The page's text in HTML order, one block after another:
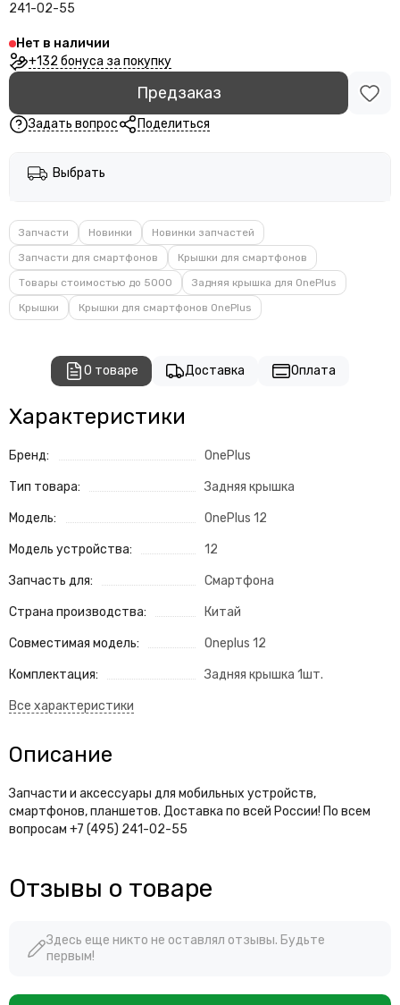
241-02-55
Нет в наличии
+132 бонуса за покупку
Предзаказ
Задать вопрос Поделиться
Выбрать
Запчасти Новинки
Новинки запчастей
Запчасти для смартфонов
Крышки для смартфонов
Товары стоимостью до 5000
Задняя крышка для OnePlus
Крышки
Крышки для смартфонов OnePlus
О товаре Доставка Оплата
Характеристики
Бренд: OnePlus
Тип товара: Задняя крышка
Модель: OnePlus 12
Модель устройства: 12
Запчасть для: Смартфона
Страна производства: Китай
Совместимая модель: Oneplus 12
Комплектация: Задняя крышка 1шт.
Описание
Запчасти и аксессуары для мобильных устройств,
смартфонов, планшетов. Доставка по всей России! По всем
вопросам +7 (495) 241-02-55
Отзывы о товаре
Здесь еще никто не оставлял отзывы. Будьте
первым!